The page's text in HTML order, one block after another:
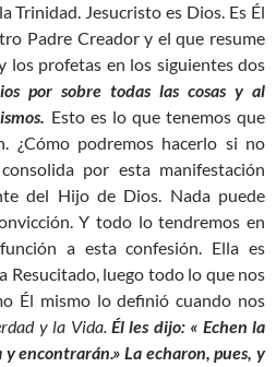
Trinidad. Jesucristo es Dios. Es Él
Padre Creador y el que resume
los profetas en los siguientes dos
por sobre todas las cosas y al
Esto es lo que tenemos que
¿Cómo podremos hacerlo si no
por esta manifestación
del Hijo de Dios. Nada puede
Y todo lo tendremos en
a esta confesión. Ella es
Resucitado, luego todo lo que nos
Él mismo lo definió cuando nos
y la Vida. Él les dijo: « Echen la
encontrarán.» La echaron, pues, y